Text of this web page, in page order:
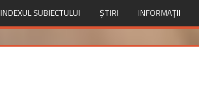
INDEXUL SUBIECTULUI ȘTIRI INFORMAȚII